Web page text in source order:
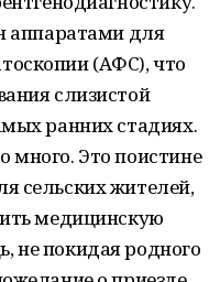
аппаратами для
(АФС), что
слизистой
ранних стадиях.
Это поистине
сельских жителей,
медицинскую
не покидая родного